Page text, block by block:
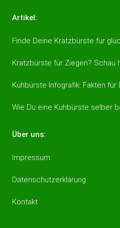
Artikel:
Finde Deine Kratzbürste für
Kratzbürste für Ziegen? Schau
Kuhbürste Infografik: Fakten für
Wie Du eine Kuhbürste selber
Über uns:
Impressum
Datenschutzerklärung
Kontakt